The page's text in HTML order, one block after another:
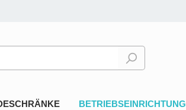
BETRIEBSEINRICHTUNG